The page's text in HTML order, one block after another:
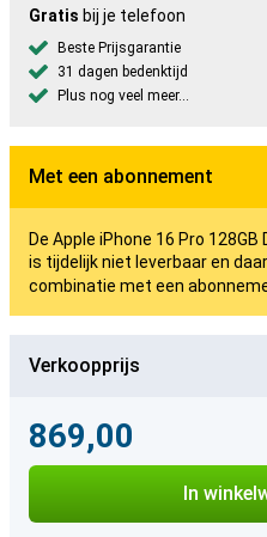
Gratis bij je telefoon
Beste Prijsgarantie
31 dagen bedenktijd
Plus nog veel meer...
Met een abonnement
De Apple iPhone 16 Pro
is tijdelijk niet leverbaar en
combinatie met een
Verkoopprijs
869,00
In